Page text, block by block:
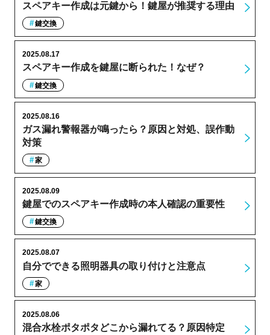
スペアキー作成は元鍵から！鍵屋が推奨する理由
鍵交換
スペアキー作成を鍵屋に断られた！なぜ？
2025.08.17
鍵交換
ガス漏れ警報器が鳴ったら？原因と対処、誤作動
対策
2025.08.16
家
鍵屋でのスペアキー作成時の本人確認の重要性
2025.08.09
鍵交換
自分でできる照明器具の取り付けと注意点
2025.08.07
家
混合水栓ポタポタどこから漏れてる？原因特定
2025.08.06